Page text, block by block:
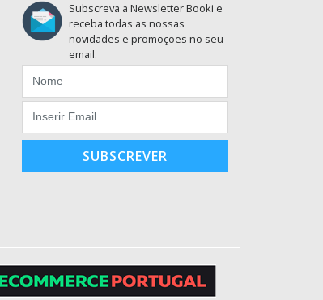
Subscreva a Newsletter Booki e
receba todas as nossas
novidades e promoções no seu
email.
SUBSCREVER